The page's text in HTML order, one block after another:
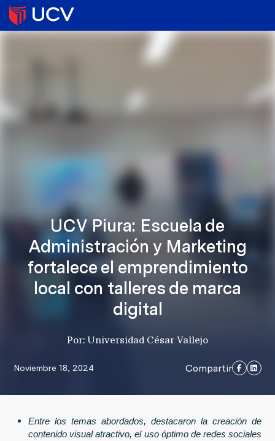
UCV Piura: Escuela de
Administración y Marketing
fortalece el emprendimiento
local con talleres de marca
digital
Por: Universidad César Vallejo
Noviembre 18, 2024 Compartir
Entre los temas abordados, destacaron la creación de
contenido visual atractivo, el uso óptimo de redes sociales